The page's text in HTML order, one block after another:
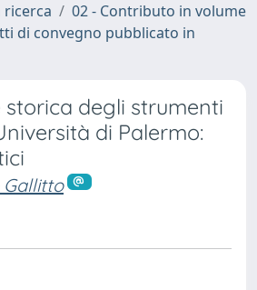
02 - Contributo in volume
di convegno pubblicato in
storica degli strumenti
di Palermo: